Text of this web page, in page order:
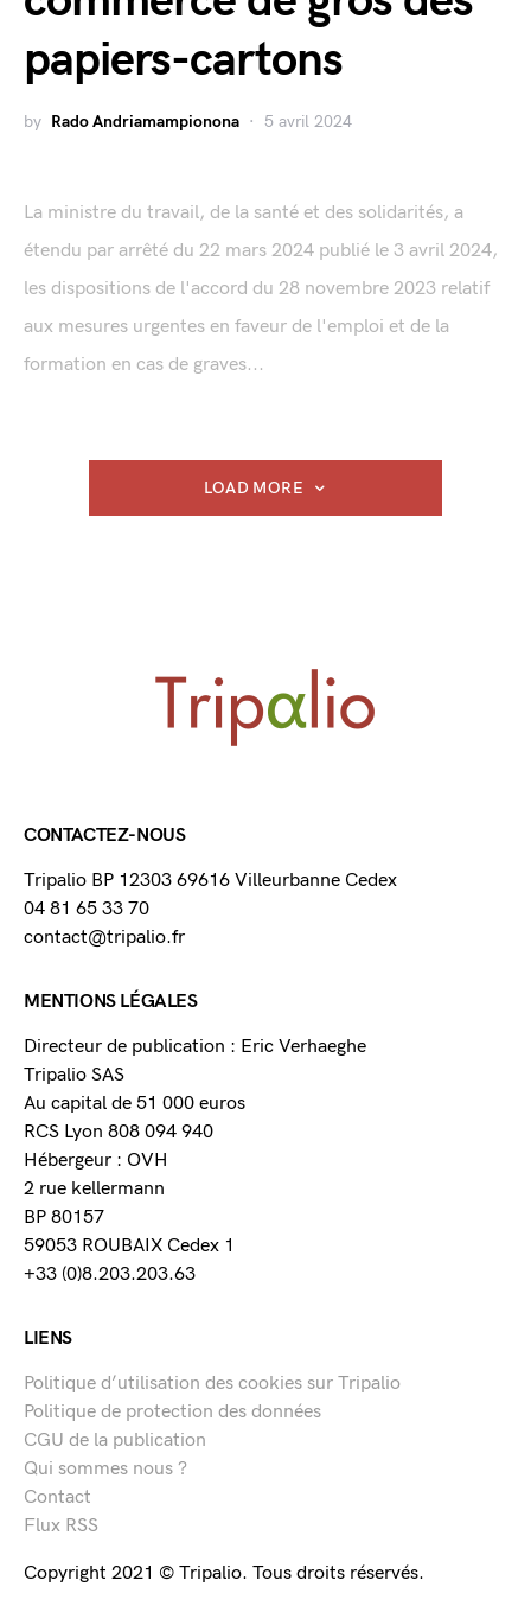
papiers-cartons
by Rado Andriamampionona 5 avril 2024
La ministre du travail, de la santé et des solidarités, a
étendu par arrêté du 22 mars 2024 publié le 3 avril 2024,
les dispositions de l'accord du 28 novembre 2023 relatif
aux mesures urgentes en faveur de l'emploi et de la
formation en cas de graves...
LOAD MORE
CONTACTEZ-NOUS
Tripalio BP 12303 69616 Villeurbanne Cedex
04 81 65 33 70
contact@tripalio.fr
MENTIONS LÉGALES
Directeur de publication : Eric Verhaeghe
Tripalio SAS
Au capital de 51 000 euros
RCS Lyon 808 094 940
Hébergeur : OVH
2 rue kellermann
BP 80157
59053 ROUBAIX Cedex 1
+33 (0)8.203.203.63
LIENS
Politique d’utilisation des cookies sur Tripalio
Politique de protection des données
CGU de la publication
Qui sommes nous ?
Contact
Flux RSS
Copyright 2021 © Tripalio. Tous droits réservés.